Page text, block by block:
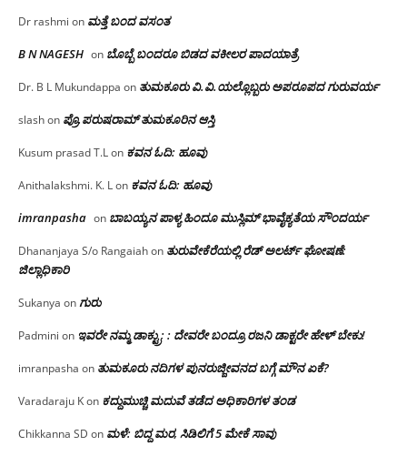
Dr rashmi on ಮತ್ತೆ ಬಂದ ವಸಂತ
B N NAGESH on ಬೊಬ್ಬೆ ಬಂದರೂ ಬಿಡದ ವಕೀಲರ ಪಾದಯಾತ್ರೆ
Dr. B L Mukundappa on ತುಮಕೂರು‌ ವಿ.ವಿ.ಯಲ್ಲೊಬ್ಬರು ಅಪರೂಪದ ಗುರುವರ್ಯ
slashon ಪ್ರೊ.ಪರುಷರಾಮ್ ತುಮಕೂರಿನ ಆಸ್ತಿ
Kusum prasad T.Lon ಕವನ ಓದಿ: ಹೂವು
Anithalakshmi. K. Lon ಕವನ ಓದಿ: ಹೂವು
imranpasha on ಬಾಬಯ್ಯನ ಪಾಳ್ಯ ಹಿಂದೂ ಮುಸ್ಲಿಮ್ ಭಾವೈಕ್ಯತೆಯ ಸೌಂದರ್ಯ
Dhananjaya S/o Rangaiahon ತುರುವೇಕೆರೆಯಲ್ಲಿ ರೆಡ್ ಅಲರ್ಟ್ ಘೋಷಣೆ:
ಜಿಲ್ಲಾಧಿಕಾರಿ
Sukanya onಗುರು
Padmini on ಇವರೇ ನಮ್ಮ ಡಾಕ್ಟ್ರು; : ದೇವರೇ ಬಂದ್ರೂ ರಜನಿ ಡಾಕ್ಟರೇ ಹೇಳ್ ಬೇಕು!
imranpasha on ತುಮಕೂರು ನದಿಗಳ ಪುನರುಜ್ಜೀವನದ ಬಗ್ಗೆ ಮೌನ ಏಕೆ?
Varadaraju Kon ಕದ್ದುಮುಚ್ಚಿ ಮದುವೆ ತಡೆದ ಅಧಿಕಾರಿಗಳ ತಂಡ
Chikkanna SD on ಮಳೆ: ಬಿದ್ದ ಮರ, ಸಿಡಿಲಿಗೆ 5 ಮೇಕೆ ಸಾವು